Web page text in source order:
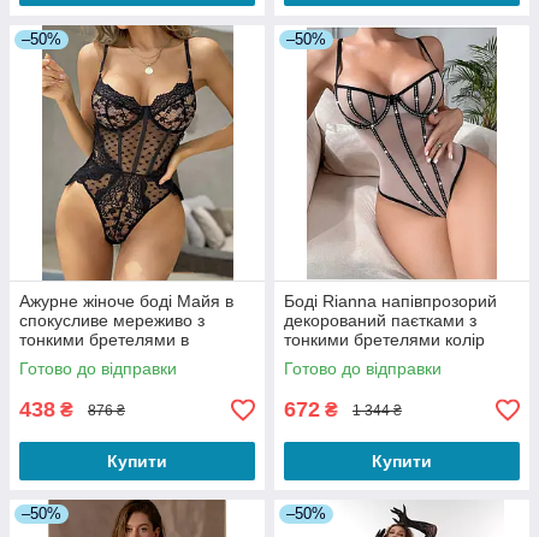
–50%
Ажурне жіноче боді Майя в
спокусливе мереживо з
тонкими бретелями в
сердечка чорний S
Готово до відправки
438 ₴ 876 ₴
Купити
–50%
Боді Rianna напівпрозорий
декорований паєтками з
тонкими бретелями колір
бежевий розмір S/M
Готово до відправки
672 ₴ 1 344 ₴
Купити
–50% –50%